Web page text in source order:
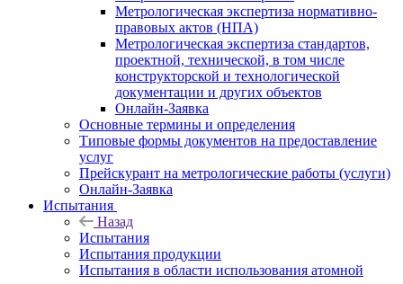
Метрологическая экспертиза нормативно-
правовых актов (НПА)
Метрологическая экспертиза стандартов,
проектной, технической, в том числе
конструкторской и технологической
документации и других объектов
Онлайн-Заявка
Основные термины и определения
Типовые формы документов на предоставление
услуг
Прейскурант на метрологические работы (услуги)
Онлайн-Заявка
Испытания
Назад
Испытания
Испытания продукции
Испытания в области использования атомной